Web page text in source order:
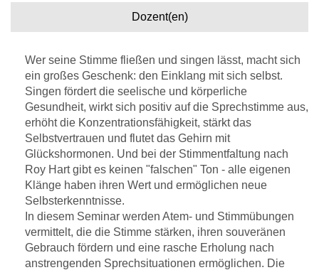
Dozent(en)
Wer seine Stimme fließen und singen lässt, macht sich
ein großes Geschenk: den Einklang mit sich selbst.
Singen fördert die seelische und körperliche
Gesundheit, wirkt sich positiv auf die Sprechstimme aus,
erhöht die Konzentrationsfähigkeit, stärkt das
Selbstvertrauen und flutet das Gehirn mit
Glückshormonen. Und bei der Stimmentfaltung nach
Roy Hart gibt es keinen "falschen" Ton - alle eigenen
Klänge haben ihren Wert und ermöglichen neue
Selbsterkenntnisse.
In diesem Seminar werden Atem- und Stimmübungen
vermittelt, die die Stimme stärken, ihren souveränen
Gebrauch fördern und eine rasche Erholung nach
anstrengenden Sprechsituationen ermöglichen. Die